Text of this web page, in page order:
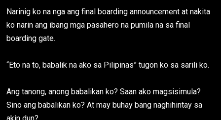
Narinig ko na nga ang final boarding announcement at nakita
ko narin ang ibang mga pasahero na pumila na sa final
boarding gate.
“Eto na to, babalik na ako sa Pilipinas” tugon ko sa sarili ko.
Ang tanong, anong babalikan ko? Saan ako magsisimula?
Sino ang babalikan ko? At may buhay bang naghihintay sa